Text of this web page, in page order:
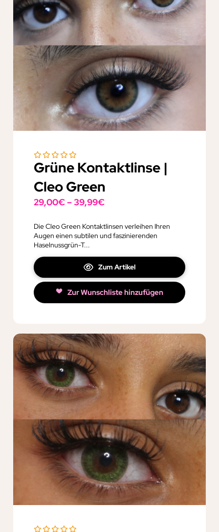
Grüne Kontaktlinse |
Cleo Green
29,00€–39,99€
Die Cleo Green Kontaktlinsen verleihen Ihren
Augen einen subtilen und faszinierenden
Haselnussgrün-T...
Zum Artikel
Zur Wunschliste hinzufügen